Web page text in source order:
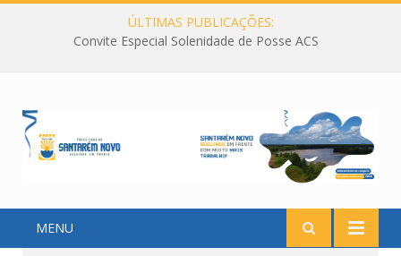
ÚLTIMAS PUBLICAÇÕES:
Convite Especial Solenidade de Posse ACS
MENU